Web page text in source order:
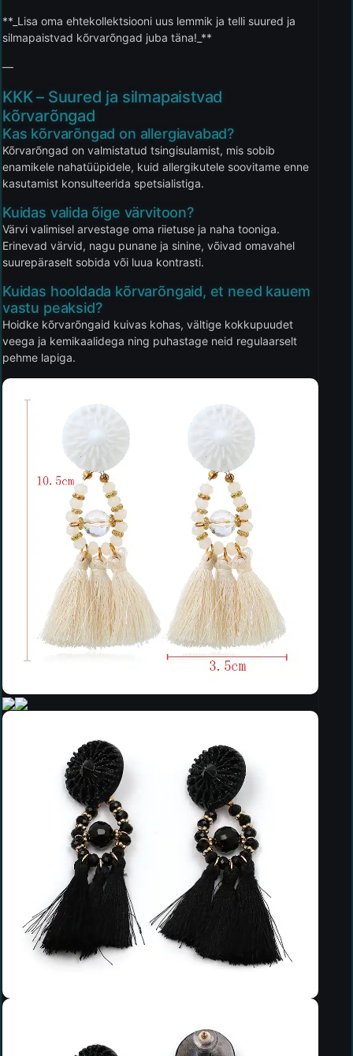
**_Lisa oma ehtekollektsiooni uus lemmik ja telli suured ja
silmapaistvad kõrvarõngad juba täna!_**
—
KKK – Suured ja silmapaistvad
kõrvarõngad
Kas kõrvarõngad on allergiavabad?
Kõrvarõngad on valmistatud tsingisulamist, mis sobib
enamikele nahatüüpidele, kuid allergikutele soovitame enne
kasutamist konsulteerida spetsialistiga.
Kuidas valida õige värvitoon?
Värvi valimisel arvestage oma riietuse ja naha tooniga.
Erinevad värvid, nagu punane ja sinine, võivad omavahel
suurepäraselt sobida või luua kontrasti.
Kuidas hooldada kõrvarõngaid, et need kauem
vastu peaksid?
Hoidke kõrvarõngaid kuivas kohas, vältige kokkupuudet
veega ja kemikaalidega ning puhastage neid regulaarselt
pehme lapiga.